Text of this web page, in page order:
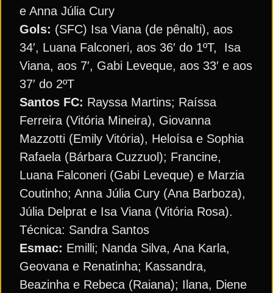
e Anna Júlia Cury
Gols: (SFC) Isa Viana (de pênalti), aos
34′, Luana Falconeri, aos 36′ do 1ºT, Isa
Viana, aos 7′, Gabi Leveque, aos 33′ e aos
37′ do 2ºT
Santos FC: Rayssa Martins; Raíssa
Ferreira (Vitória Mineira), Giovanna
Mazzotti (Emily Vitória), Heloísa e Sophia
Rafaela (Bárbara Cuzzuol); Francine,
Luana Falconeri (Gabi Leveque) e Marzia
Coutinho; Anna Júlia Cury (Ana Barboza),
Júlia Delprat e Isa Viana (Vitória Rosa).
Técnica: Sandra Santos
Esmac: Emilli; Nanda Silva, Ana Karla,
Geovana e Renatinha; Kassandra,
Beazinha e Rebeca (Raiana); Ilana, Diene